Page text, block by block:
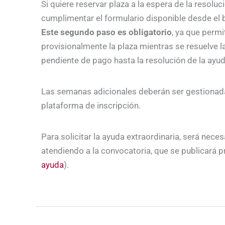
Si quiere reservar plaza a la espera de la
cumplimentar el formulario disponible desde el
Este segundo paso es obligatorio, ya que
provisionalmente la plaza mientras se resuelve
pendiente de pago hasta la resolución de la
Las semanas adicionales deberán ser
plataforma de inscripción.
Para solicitar la ayuda extraordinaria, será
atendiendo a la convocatoria, que se publicará
ayuda).